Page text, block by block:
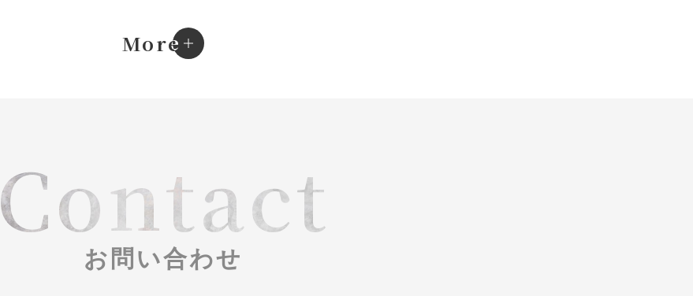
More
e
Contact
お問い合わせ